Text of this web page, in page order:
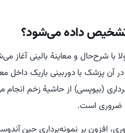
داده می‌شود؟
شرح‌حال و معاینهٔ بالینی آغاز
آن پزشک با دوربینی باریک داخل
(بیوپسی) از حاشیهٔ زخم
ضروری است.
افزون بر نمونه‌برداری حین